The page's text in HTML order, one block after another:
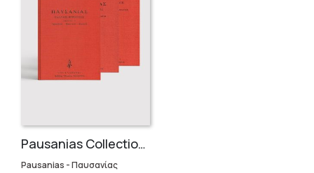
Pausanias Collection – Hardbound (3 volumes)
Pausanias - Παυσανίας